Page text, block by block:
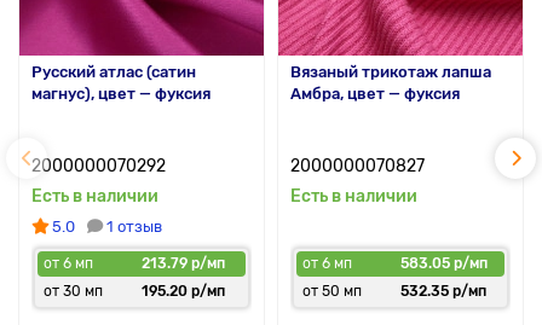
Русский атлас (сатин
магнус), цвет — фуксия
2000000070292
Есть в наличии
5.0 1 отзыв
от 6 мп
213.79 р/мп
от 30 мп
195.20 р/мп
Вязаный трикотаж лапша
Амбра, цвет — фуксия
2000000070827
Есть в наличии
от 6 мп
583.05 р/мп
от 50 мп
532.35 р/мп